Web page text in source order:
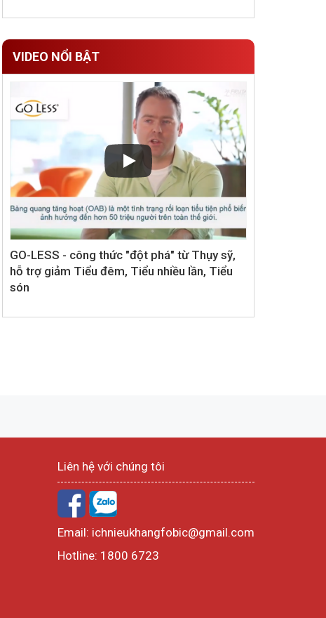
VIDEO NỔI BẬT
GO-LESS - công thức "đột phá" từ Thụy sỹ,
hỗ trợ giảm Tiểu đêm, Tiểu nhiều lần, Tiểu
són
Liên hệ với chúng tôi
Email: ichnieukhangfobic@gmail.com
Hotline: 1800 6723